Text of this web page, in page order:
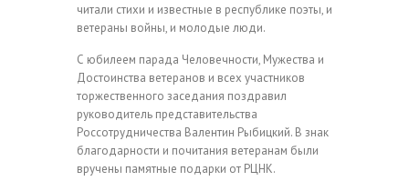
читали стихи и известные в республике поэты, и
ветераны войны, и молодые люди.
С юбилеем парада Человечности, Мужества и
Достоинства ветеранов и всех участников
торжественного заседания поздравил
руководитель представительства
Россотрудничества Валентин Рыбицкий. В знак
благодарности и почитания ветеранам были
вручены памятные подарки от РЦНК.